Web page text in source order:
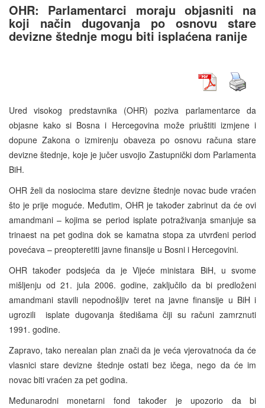
OHR: Parlamentarci moraju objasniti na
koji način dugovanja po osnovu stare
devizne štednje mogu biti isplaćena ranije
Ured visokog predstavnika (OHR) poziva parlamentarce da
objasne kako si Bosna i Hercegovina može priuštiti izmjene i
dopune Zakona o izmirenju obaveza po osnovu računa stare
devizne štednje, koje je jučer usvojio Zastupnički dom Parlamenta
BiH.
OHR želi da nosiocima stare devizne štednje novac bude vraćen
što je prije moguće. Međutim, OHR je također zabrinut da će ovi
amandmani – kojima se period isplate potraživanja smanjuje sa
trinaest na pet godina dok se kamatna stopa za utvrđeni period
povećava – preopteretiti javne finansije u Bosni i Hercegovini.
OHR također podsjeća da je Vijeće ministara BiH, u svome
mišljenju od 21. jula 2006. godine, zaključilo da bi predloženi
amandmani stavili nepodnošljiv teret na javne finansije u BiH i
ugrozili isplate dugovanja štedišama čiji su računi zamrznuti
1991. godine.
Zapravo, tako nerealan plan znači da je veća vjerovatnoća da će
vlasnici stare devizne štednje ostati bez ičega, nego da će im
novac biti vraćen za pet godina.
Međunarodni monetarni fond također je upozorio da bi